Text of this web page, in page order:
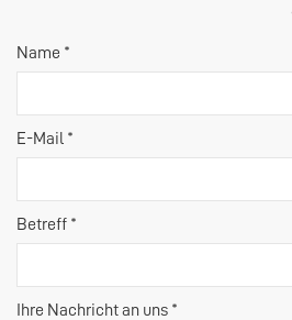
Name *
E-Mail *
Betreff *
Ihre Nachricht an uns *